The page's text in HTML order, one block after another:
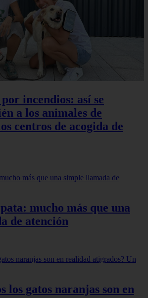
incendios: así se
a los animales de
centros de acogida de
mucho más que una
de atención
los gatos naranjas son en